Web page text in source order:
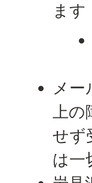
ます
メー
上の
せず
は一